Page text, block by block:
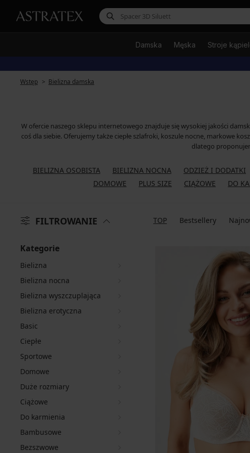
Damska Męska Stroje
Wstęp Bielizna damska
W ofercie naszego sklepu internetowego znajduje się wysokiej jakości
coś dla siebie. Oferujemy także ciepłe szlafroki, koszule nocne, markowe
dlatego
BIELIZNA OSOBISTA BIELIZNA NOCNA ODZIEŻ I DODATKI
DOMOWE
PLUS SIZE CIĄŻOWE DO
FILTROWANIE TOP Bestsellery
Kategorie
Bielizna
Bielizna nocna
Bielizna wyszczuplająca
Bielizna erotyczna
Basic
Ciepłe
Sportowe
Domowe
Duże rozmiary
Ciążowe
Do karmienia
Bambusowe
Bezszwowe